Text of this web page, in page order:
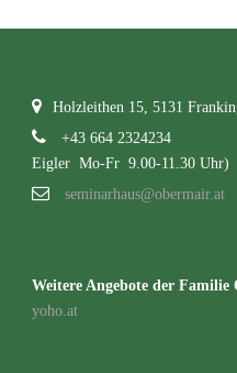
Holzleithen 15, 5131
+43 664
Eigler Mo-Fr 9.00-11.30 Uhr)
seminarhaus@obermair.at
Weitere Angebote der Familie
yoho.at